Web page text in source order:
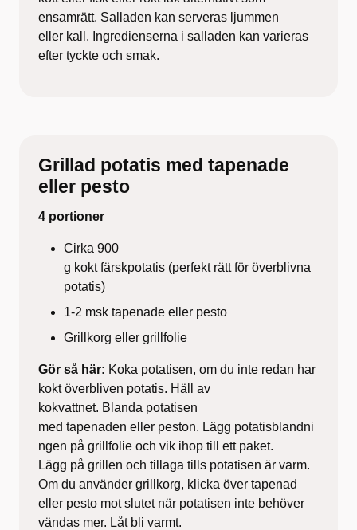
ensamrätt. Salladen kan serveras ljummen
eller kall. Ingredienserna i salladen kan varieras
efter tyckte och smak.
Grillad potatis med tapenade
eller pesto
4 portioner
Cirka 900
g kokt färskpotatis (perfekt rätt för överblivna
potatis)
1-2 msk tapenade eller pesto
Grillkorg eller grillfolie
Gör så här: Koka potatisen, om du inte redan har
kokt överbliven potatis. Häll av
kokvattnet. Blanda potatisen
med tapenaden eller peston. Lägg potatisblandni
ngen på grillfolie och vik ihop till ett paket.
Lägg på grillen och tillaga tills potatisen är varm.
Om du använder grillkorg, klicka över tapenad
eller pesto mot slutet när potatisen inte behöver
vändas mer. Låt bli varmt.